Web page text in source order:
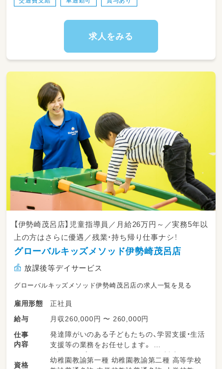
・室内の掃除 など
遊びの時間には、子どもたちを見守りながら一緒に
遊んでもらえればと思います♪
約70名の子どもが在籍しており、様々な個性を持っ
もがたくさんいます！
……こんな方大歓迎！
★子どもが好きで、明るく、体力に自信のある方歓迎
★長期的な勤務を希望している方歓迎！
★放課後児童支援員、保育士、教員などの有資格者も
★人柄重視の採用のため、未経験スタートもＯＫ！
★主婦・主夫歓迎！現在、子育て世代の方活躍中！
求人をみる
【伊勢崎茂呂店】児童指導員／月給26万円～／実務5年以
上の方はさらに優遇／残業・持ち帰り仕事ナシ！
グローバルキッズメソッド伊勢崎茂呂店
放課後等デイサービス
グローバルキッズメソッド伊勢崎茂呂店の求人一覧を見る
雇用形態
正社員
給与
月収260,000円 〜 260,000円
仕事
内容
発達障がいのある子どもたちの、学習支援・生活
支援等の業務をお任せします。
・少人数保育で１名につき２～３名対応
・持ち帰り仕事、残業ナシ！子育て中のスタッフ
資格
幼稚園教諭第一種 幼稚園教諭第二種 高等学校